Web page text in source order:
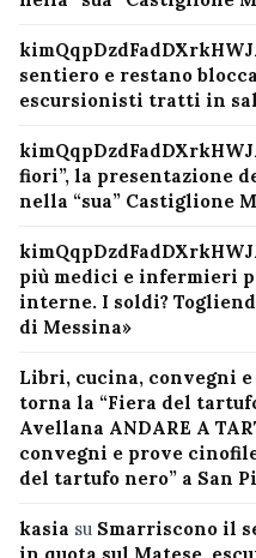
sentiero e restano
escursionisti tratti in
fiori”, la presentazione
nella “sua” Castiglione
più medici e infermieri
interne. I soldi?
di Messina»
Libri, cucina, convegni
torna la “Fiera del
Avellana ANDARE A
convegni e prove
del tartufo nero” a San
kasia su Smarriscono il